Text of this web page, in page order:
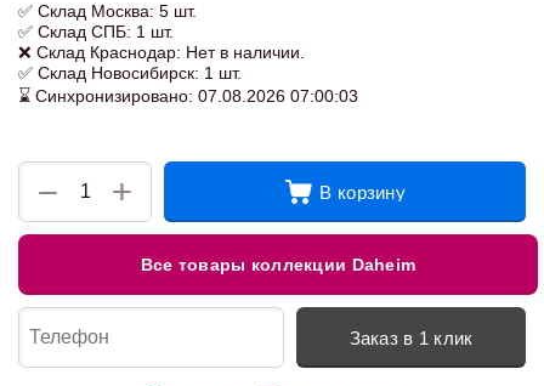
✅ Склад Москва: 5 шт.
✅ Склад СПБ: 1 шт.
❌ Склад Краснодар: Нет в наличии.
✅ Склад Новосибирск: 1 шт.
⌛ Синхронизировано: 07.08.2026 07:00:03
+
− В корзину
Все товары коллекции Daheim
Заказ в 1 клик